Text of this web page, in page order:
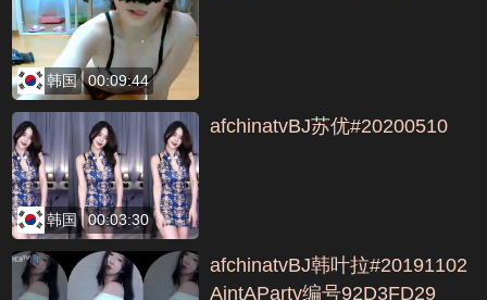
韩国 00:09:44
韩国 00:03:30
afchinatvBJ苏优#20200510
afchinatvBJ韩叶拉#20191102
AintAParty编号92D3FD29